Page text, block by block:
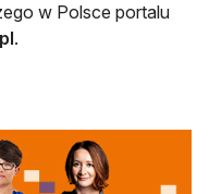
w Polsce portalu
.